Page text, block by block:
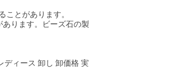
とがあります。
ります。ビーズ石の製
ディース 卸し 卸価格 実